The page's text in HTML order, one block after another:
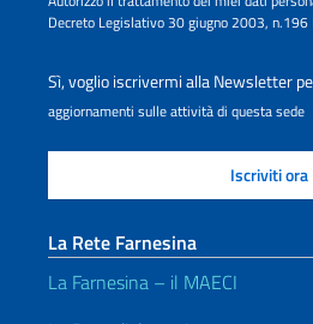
Decreto Legislativo 30 giugno 2003, n.196
Sì, voglio iscrivermi alla Newsletter
aggiornamenti sulle attività di questa sede
La Rete Farnesina
La Farnesina – il MAECI